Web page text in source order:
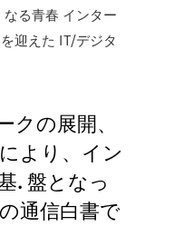
る青春 インター
迎えた IT/デジタ
の展開、
より、イン
. 盤となっ
通信白書で